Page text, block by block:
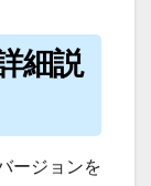
細説
ージョンを